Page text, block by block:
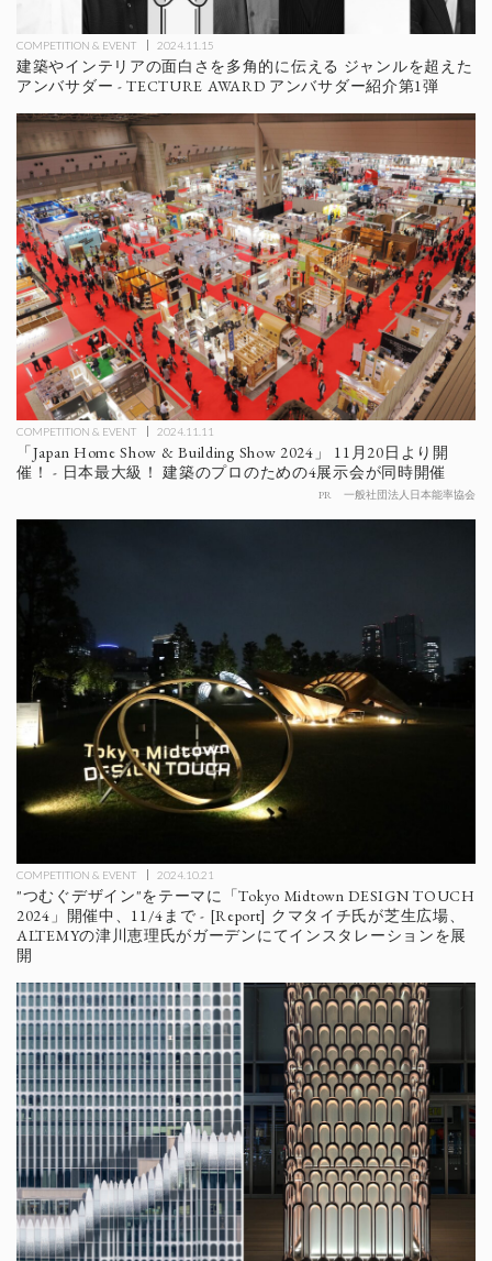
COMPETITION & EVENT 2024.11.15
建築やインテリアの面白さを多角的に伝える ジャンルを超えた
アンバサダー - TECTURE AWARD アンバサダー紹介第1弾
COMPETITION & EVENT 2024.11.11
「Japan Home Show & Building Show 2024」 11月20日より開
催！ - 日本最大級！ 建築のプロのための4展示会が同時開催
PR 一般社団法人日本能率協会
COMPETITION & EVENT 2024.10.21
"つむぐデザイン"をテーマに「Tokyo Midtown DESIGN TOUCH
2024」開催中、11/4まで - [Report] クマタイチ氏が芝生広場、
ALTEMYの津川恵理氏がガーデンにてインスタレーションを展
開